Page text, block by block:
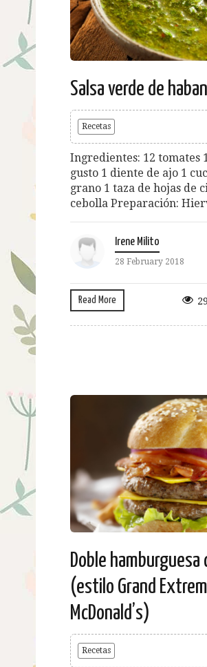
Salsa verde de
Recetas
Ingredientes: 12 tomates
gusto 1 diente de ajo 1
grano 1 taza de hojas de
cebolla Preparación:
Irene Milito
28 February 2018
Read More
Doble hamburguesa
(estilo Grand
McDonald’s)
Recetas